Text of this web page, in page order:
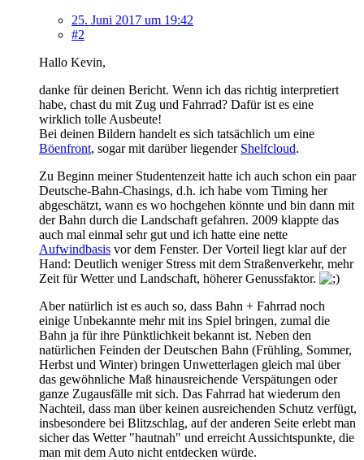
25. Juni 2017 um 19:42
#2
Hallo Kevin,
danke für deinen Bericht. Wenn ich das richtig interpretiert
habe, chast du mit Zug und Fahrrad? Dafür ist es eine
wirklich tolle Ausbeute!
Bei deinen Bildern handelt es sich tatsächlich um eine
Böenfront, sogar mit darüber liegender Shelfcloud.
Zu Beginn meiner Studentenzeit hatte ich auch schon ein paar
Deutsche-Bahn-Chasings, d.h. ich habe vom Timing her
abgeschätzt, wann es wo hochgehen könnte und bin dann mit
der Bahn durch die Landschaft gefahren. 2009 klappte das
auch mal einmal sehr gut und ich hatte eine nette
Aufwindbasis vor dem Fenster. Der Vorteil liegt klar auf der
Hand: Deutlich weniger Stress mit dem Straßenverkehr, mehr
Zeit für Wetter und Landschaft, höherer Genussfaktor.
Aber natürlich ist es auch so, dass Bahn + Fahrrad noch
einige Unbekannte mehr mit ins Spiel bringen, zumal die
Bahn ja für ihre Pünktlichkeit bekannt ist. Neben den
natürlichen Feinden der Deutschen Bahn (Frühling, Sommer,
Herbst und Winter) bringen Unwetterlagen gleich mal über
das gewöhnliche Maß hinausreichende Verspätungen oder
ganze Zugausfälle mit sich. Das Fahrrad hat wiederum den
Nachteil, dass man über keinen ausreichenden Schutz verfügt,
insbesondere bei Blitzschlag, auf der anderen Seite erlebt man
sicher das Wetter "hautnah" und erreicht Aussichtspunkte, die
man mit dem Auto nicht entdecken würde.